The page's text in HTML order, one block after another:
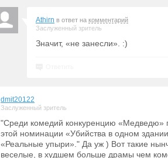
Athirn в ответ на комментарий
Заслуженный зритель
Значит, «не занесли». :)
dmit20122
Заслуженный зритель
"Среди комедий конкуренцию «Медведю»
этой номинации «Убийства в одном
«Реальные упыри»." Да уж ) Вот такие
веселые, в худшем больше драмы чем